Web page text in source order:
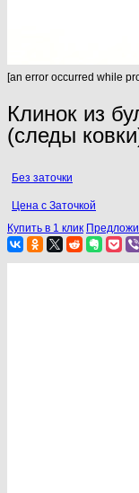
[an error occurred while
Клинок из
(следы
Без заточки
Цена с Заточкой
Купить в 1 клик